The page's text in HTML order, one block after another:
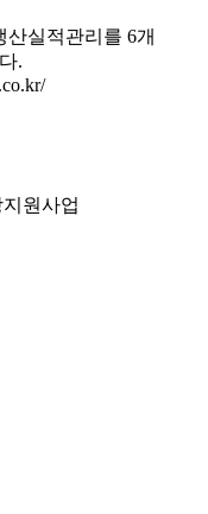
산실적관리를 6개
.
원사업